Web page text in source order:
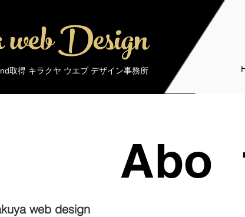
取得 キラクヤ ウエブ デザイン事務所
Design
Abo u
web design